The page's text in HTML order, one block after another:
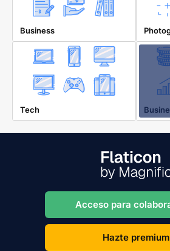
Business
Tech
Acceso para
Hazte premium